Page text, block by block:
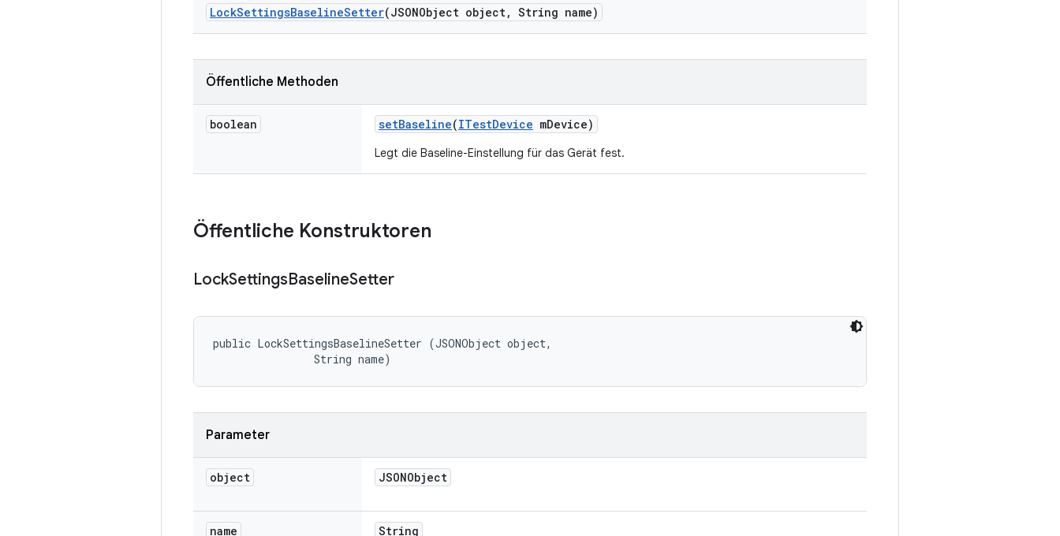
LockSettingsBaselineSetter(JSONObject object, String name)
Öffentliche Methoden
boolean setBaseline(ITestDevice mDevice)
Legt die Baseline-Einstellung für das Gerät fest.
Öffentliche Konstruktoren
LockSettingsBaselineSetter
public LockSettingsBaselineSetter (JSONObject object,
                String name)
Parameter
object JSONObject
name String